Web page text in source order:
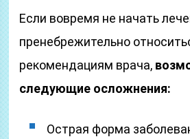
Если вовремя не начать
пренебрежительно
рекомендациям врача,
следующие осложнения:
Острая форма